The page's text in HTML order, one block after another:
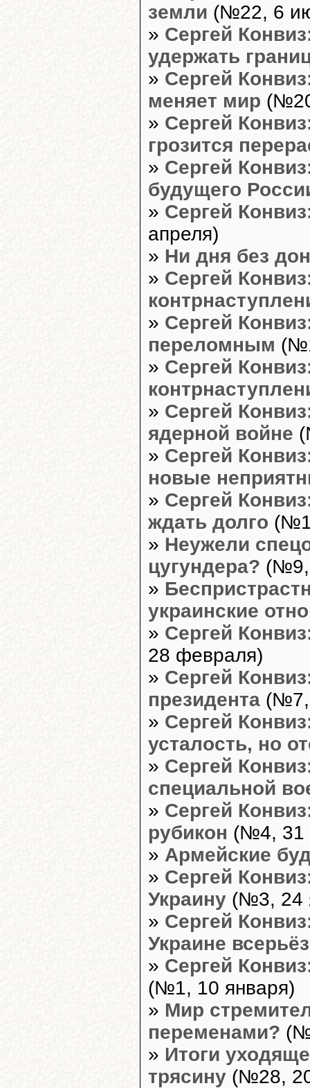
земли (№22, 6
» Сергей
удержать
» Сергей
меняет мир
» Сергей
грозится
» Сергей
будущего
» Сергей
апреля)
» Ни дня без
» Сергей
» Сергей
переломным
» Сергей
» Сергей
ядерной войне
» Сергей
новые
» Сергей
ждать долго
» Неужели
цугундера? (№9,
»
украинские
» Сергей
28 февраля)
» Сергей
президента (№7,
» Сергей
усталость, но
» Сергей
специальной
» Сергей
рубикон (№4, 31
» Армейские
» Сергей
Украину (№3, 24
» Сергей
Украине
» Сергей
(№1, 10 января)
» Мир
переменами?
» Итоги
трясину (№28,